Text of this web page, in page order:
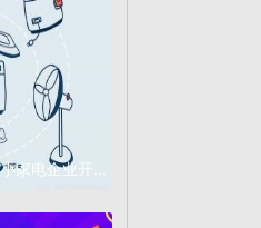
家电企业开...